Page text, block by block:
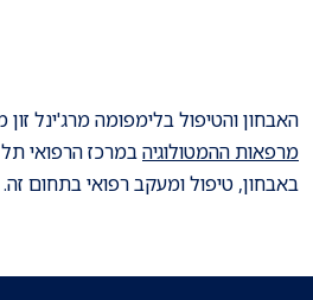
האבחון והטיפול בלימפומה מרג'ינל
מרפאות ההמטולוגיהבמרכז הרפואי
באבחון, טיפול ומעקב רפואי בתחום זה.